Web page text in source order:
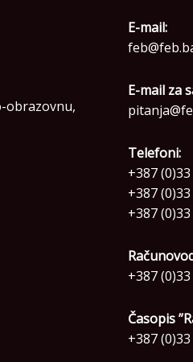
obrazovnu,
E-mail:
E-mail za
Telefoni:
+387
+387
+387
+387
Časopis
+387